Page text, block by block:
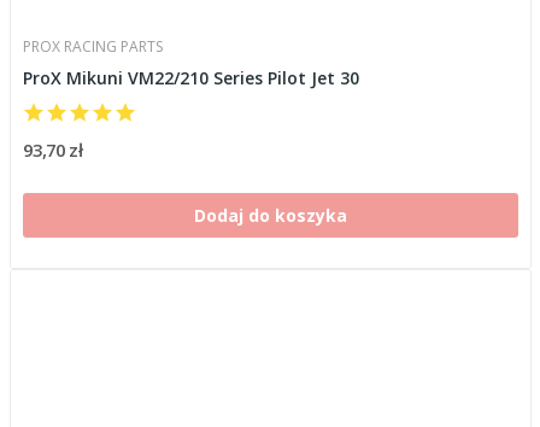
PROX RACING PARTS
ProX Mikuni VM22/210 Series Pilot Jet 30
93,70 zł
Dodaj do koszyka